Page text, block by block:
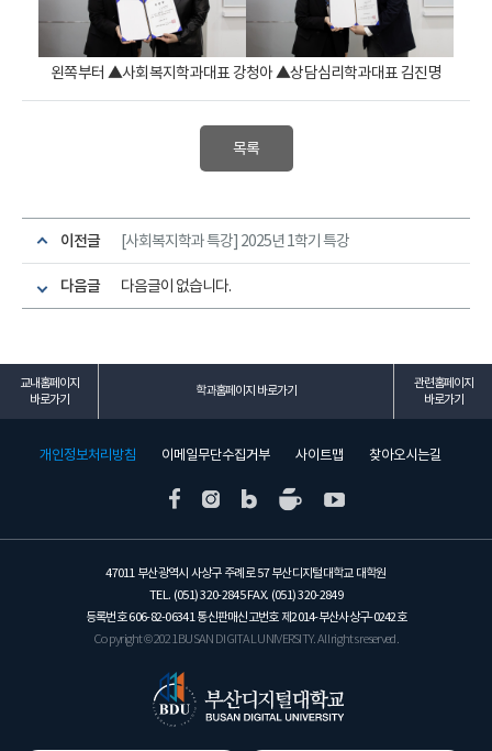
왼쪽부터 ▲사회복지학과대표 강청아 ▲상담심리학과대표 김진명
목록
이전글 [사회복지학과 특강] 2025년 1학기 특강
다음글 다음글이 없습니다.
교내홈페이지
바로가기
학과홈페이지 바로가기
관련홈페이지
바로가기
개인정보처리방침 이메일무단수집거부 사이트맵 찾아오시는길
47011 부산광역시 사상구 주례로 57 부산디지털대학교 대학원
TEL. (051) 320-2845 FAX. (051) 320-2849
등록번호 606-82-06341 통신판매신고번호 제2014-부산사상구-0242호
Copyright © 2021 BUSAN DIGITAL UNIVERSITY. All rights reserved.